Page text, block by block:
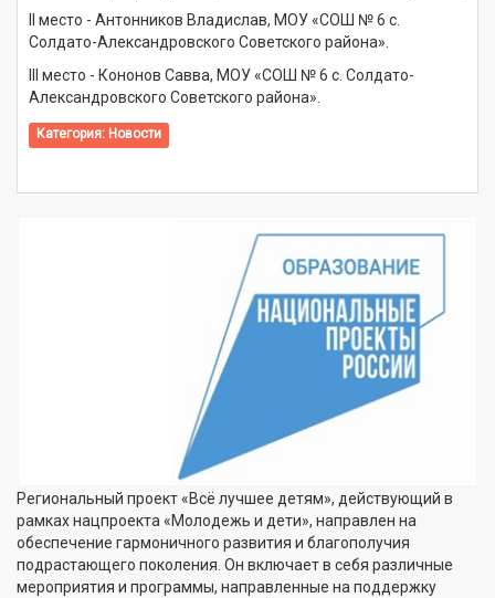
II место - Антонников Владислав, МОУ «СОШ № 6 с.
Солдато-Александровского Советского района».
III место - Кононов Савва, МОУ «СОШ № 6 с. Солдато-
Александровского Советского района».
Категория: Новости
Региональный проект «Всё лучшее детям», действующий в
рамках нацпроекта «Молодежь и дети», направлен на
обеспечение гармоничного развития и благополучия
подрастающего поколения. Он включает в себя различные
мероприятия и программы, направленные на поддержку